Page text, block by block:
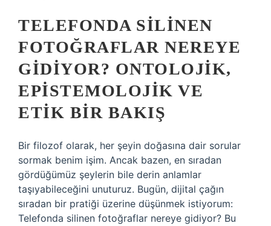
TELEFONDA SILINEN
FOTOĞRAFLAR NEREYE
GIDIYOR? ONTOLOJIK,
EPISTEMOLOJIK VE
ETIK BIR BAKIŞ
Bir filozof olarak, her şeyin doğasına dair sorular
sormak benim işim. Ancak bazen, en sıradan
gördüğümüz şeylerin bile derin anlamlar
taşıyabileceğini unuturuz. Bugün, dijital çağın
sıradan bir pratiği üzerine düşünmek istiyorum:
Telefonda silinen fotoğraflar nereye gidiyor? Bu